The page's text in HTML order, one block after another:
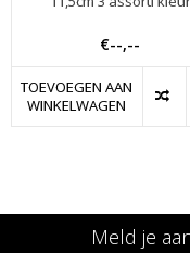
€--,--
TOEVOEGEN AAN
WINKELWAGEN
Meld je